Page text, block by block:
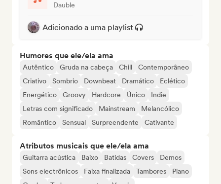
Dauble
Adicionado a uma playlist
Humores que ele/ela ama
Autêntico Gruda na cabeça Chill
Contemporâneo
Criativo
Sombrio Downbeat Dramático
Eclético
Energético
Groovy Hardcore Único
Indie
Letras com significado
Mainstream
Melancólico
Romântico
Sensual Surpreendente Cativante
Atributos musicais que ele/ela ama
Guitarra acústica Baixo Batidas Covers
Demos
Sons electrônicos
Faixa finalizada Tambores
Piano